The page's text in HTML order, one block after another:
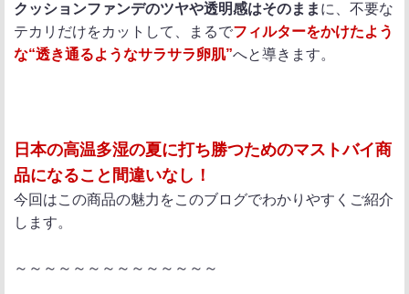
クッションファンデのツヤや透明感はそのまま に、不要な
テカリだけをカットして、まるでフィルターをかけたよう
な“透き通るようなサラサラ卵肌”へと導きます。
日本の高温多湿の夏に打ち勝つためのマストバイ商
品になること間違いなし！
今回はこの商品の魅力をこのブログでわかりやすくご紹介
します。
～～～～～～～～～～～～～～